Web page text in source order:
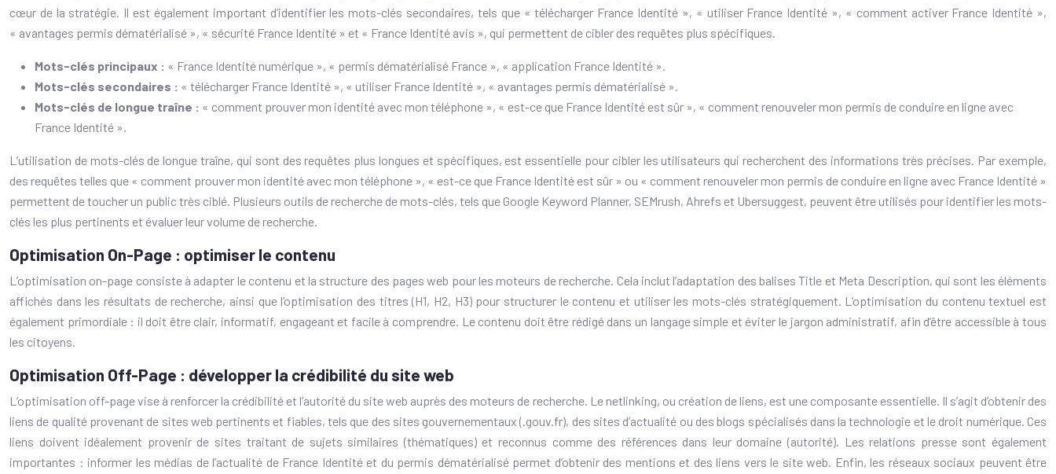
cœur de la stratégie. Il est également important d’identifier les mots-clés secondaires, tels que « télécharger France Identité », « utiliser France Identité », « comment activer France Identité »,
« avantages permis dématérialisé », « sécurité France Identité » et « France Identité avis », qui permettent de cibler des requêtes plus spécifiques.
Mots-clés principaux : « France Identité numérique », « permis dématérialisé France », « application France Identité ».
Mots-clés secondaires : « télécharger France Identité », « utiliser France Identité », « avantages permis dématérialisé ».
Mots-clés de longue traîne : « comment prouver mon identité avec mon téléphone », « est-ce que France Identité est sûr », « comment renouveler mon permis de conduire en ligne avec
France Identité ».
L’utilisation de mots-clés de longue traîne, qui sont des requêtes plus longues et spécifiques, est essentielle pour cibler les utilisateurs qui recherchent des informations très précises. Par exemple,
des requêtes telles que « comment prouver mon identité avec mon téléphone », « est-ce que France Identité est sûr » ou « comment renouveler mon permis de conduire en ligne avec France Identité »
permettent de toucher un public très ciblé. Plusieurs outils de recherche de mots-clés, tels que Google Keyword Planner, SEMrush, Ahrefs et Ubersuggest, peuvent être utilisés pour identifier les mots-
clés les plus pertinents et évaluer leur volume de recherche.
Optimisation On-Page : optimiser le contenu
L’optimisation on-page consiste à adapter le contenu et la structure des pages web pour les moteurs de recherche. Cela inclut l’adaptation des balises Title et Meta Description, qui sont les éléments
affichés dans les résultats de recherche, ainsi que l’optimisation des titres (H1, H2, H3) pour structurer le contenu et utiliser les mots-clés stratégiquement. L’optimisation du contenu textuel est
également primordiale : il doit être clair, informatif, engageant et facile à comprendre. Le contenu doit être rédigé dans un langage simple et éviter le jargon administratif, afin d’être accessible à tous
les citoyens.
Optimisation Off-Page : développer la crédibilité du site web
L’optimisation off-page vise à renforcer la crédibilité et l’autorité du site web auprès des moteurs de recherche. Le netlinking, ou création de liens, est une composante essentielle. Il s’agit d’obtenir des
liens de qualité provenant de sites web pertinents et fiables, tels que des sites gouvernementaux (.gouv.fr), des sites d’actualité ou des blogs spécialisés dans la technologie et le droit numérique. Ces
liens doivent idéalement provenir de sites traitant de sujets similaires (thématiques) et reconnus comme des références dans leur domaine (autorité). Les relations presse sont également
importantes : informer les médias de l’actualité de France Identité et du permis dématérialisé permet d’obtenir des mentions et des liens vers le site web. Enfin, les réseaux sociaux peuvent être